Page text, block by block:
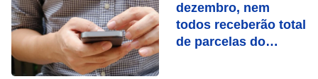
dezembro, nem
todos receberão total
de parcelas do